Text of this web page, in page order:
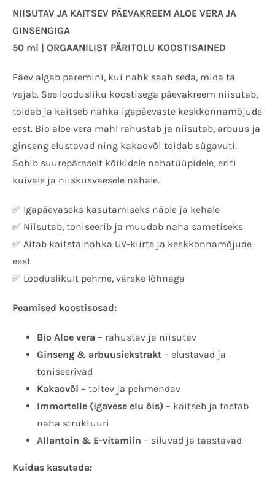
NIISUTAV JA KAITSEV PÄEVAKREEM ALOE VERA JA
GINSENGIGA
50 ml | ORGAANILIST PÄRITOLU KOOSTISAINED
Päev algab paremini, kui nahk saab seda, mida ta
vajab. See loodusliku koostisega päevakreem niisutab,
toidab ja kaitseb nahka igapäevaste keskkonnamõjude
eest. Bio aloe vera mahl rahustab ja niisutab, arbuus ja
ginseng elustavad ning kakaovõi toidab sügavuti.
Sobib suurepäraselt kõikidele nahatüüpidele, eriti
kuivale ja niiskusvaesele nahale.
✅ Igapäevaseks kasutamiseks näole ja kehale
✅ Niisutab, toniseerib ja muudab naha sametiseks
✅ Aitab kaitsta nahka UV-kiirte ja keskkonnamõjude
eest
✅ Looduslikult pehme, värske lõhnaga
Peamised koostisosad:
Bio Aloe vera – rahustav ja niisutav
Ginseng & arbuusiekstrakt– elustavad ja
toniseerivad
Kakaovõi – toitev ja pehmendav
Immortelle (igavese elu õis)– kaitseb ja toetab
naha struktuuri
Allantoin & E-vitamiin – siluvad ja taastavad
Kuidas kasutada: